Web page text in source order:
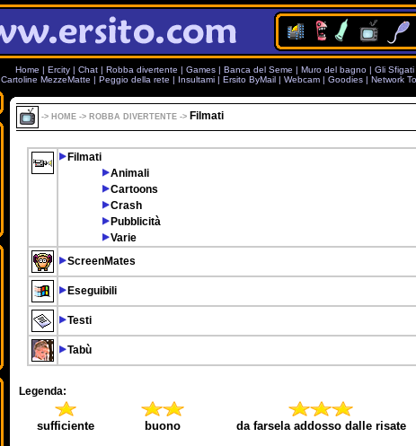
Home | Ercity | Chat | Robba divertente | Games | Banca del Seme | Muro del bagno | Gli Sfigati
Cartoline MezzeMatte | Peggio della rete | Insultami | Ersito ByMail | Webcam | Goodies | Network
-> HOME -> ROBBA DIVERTENTE -> Filmati
Filmati
Animali
Cartoons
Crash
Pubblicità
Varie
ScreenMates
Eseguibili
Testi
Tabù
Legenda:
sufficiente buono da farsela addosso dalle risate